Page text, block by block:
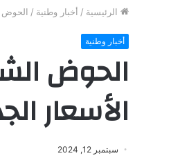
الرئيسية / أخبار وطنية / الحوض
أخبار وطنية
الحوض
الأسعار
سبتمبر 12, 2024